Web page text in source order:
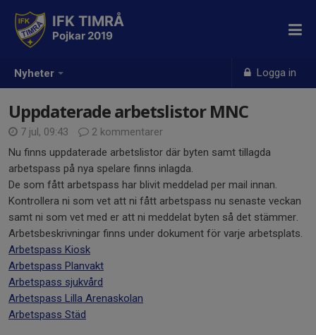
Nyheter Logga in
IFK TIMRÅ
Pojkar 2019
Uppdaterade arbetslistor MNC
7 jul, 09:43
2 kommentarer
Nu finns uppdaterade arbetslistor där byten samt tillagda
arbetspass på nya spelare finns inlagda.
De som fått arbetspass har blivit meddelad per mail innan.
Kontrollera ni som vet att ni fått arbetspass nu senaste veckan
samt ni som vet med er att ni meddelat byten så det stämmer.
Arbetsbeskrivningar finns under dokument för varje arbetsplats.
Arbetspass Kiosk
Arbetspass Planvakt
Arbetspass sjukvård
Arbetspass Lilla Arenaskolan
Arbetspass Städ